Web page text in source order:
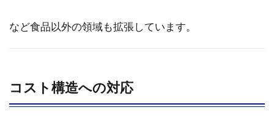
など食品以外の領域も拡張しています。
コスト構造への対応